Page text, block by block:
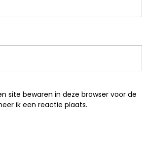
site bewaren in deze browser voor de
ik een reactie plaats.